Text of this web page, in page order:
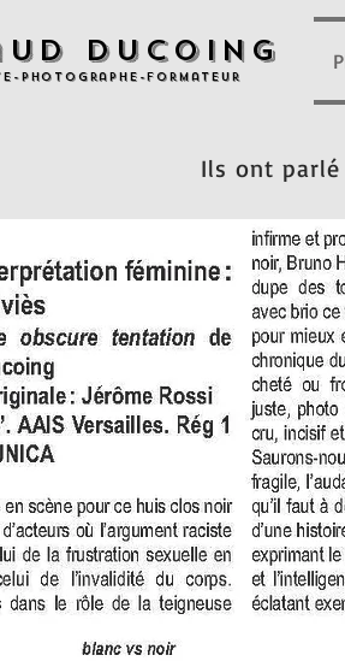
Ducoing
Photographe-Formateur
Ils ont